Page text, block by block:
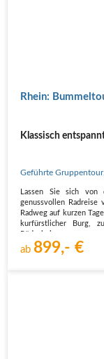
Rhein:
Klassisch
Geführte Gruppentour
Lassen Sie sich von
genussvollen Radreise
Radweg auf kurzen
kurfürstlicher Burg,
ab 899,- €